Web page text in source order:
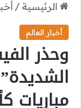
الرئيسية /
أخبار العالم
وحذر
مباريات